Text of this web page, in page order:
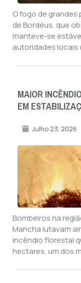
O fogo de
de Bordéus, que
manteve-se
autoridades locais
MAIOR
EM
Julho 23, 2026
Bombeiros na
Mancha lutavam
incêndio florestal
hectares, um dos